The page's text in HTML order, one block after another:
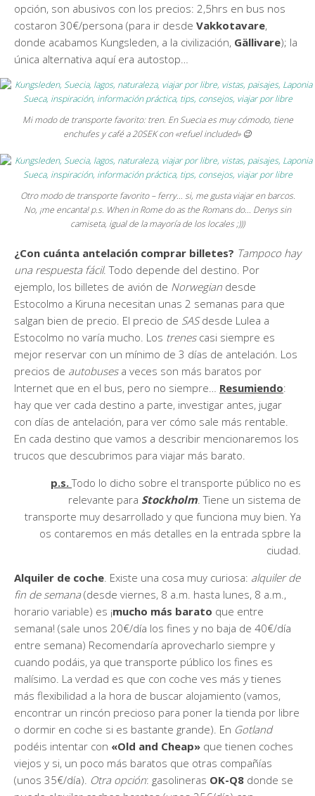
opción, son abusivos con los precios: 2,5hrs en bus nos
costaron 30€/persona (para ir desde Vakkotavare,
donde acabamos Kungsleden, a la civilización, Gällivare); la
única alternativa aquí era autostop…
Mi modo de transporte favorito: tren. En Suecia es muy cómodo, tiene
enchufes y café a 20SEK con «refuel included» 😉
Otro modo de transporte favorito – ferry… si, me gusta viajar en barcos.
No, ¡me encanta! p.s. When in Rome do as the Romans do… Denys sin
camiseta, igual de la mayoría de los locales ;)))
¿Con cuánta antelación comprar billetes? Tampoco hay
una respuesta fácil. Todo depende del destino. Por
ejemplo, los billetes de avión de Norwegian desde
Estocolmo a Kiruna necesitan unas 2 semanas para que
salgan bien de precio. El precio de SASdesde Lulea a
Estocolmo no varía mucho. Los trenescasi siempre es
mejor reservar con un mínimo de 3 días de antelación. Los
precios de autobusesa veces son más baratos por
Internet que en el bus, pero no siempre… Resumiendo:
hay que ver cada destino a parte, investigar antes, jugar
con días de antelación, para ver cómo sale más rentable.
En cada destino que vamos a describir mencionaremos los
trucos que descubrimos para viajar más barato.
p.s. Todo lo dicho sobre el transporte público no es
relevante para Stockholm . Tiene un sistema de
transporte muy desarrollado y que funciona muy bien. Ya
os contaremos en más detalles en la entrada spbre la
ciudad.
Alquiler de coche . Existe una cosa muy curiosa: alquiler de
fin de semana(desde viernes, 8 a.m. hasta lunes, 8 a.m.,
horario variable) es ¡mucho más barato que entre
semana! (sale unos 20€/día los fines y no baja de 40€/día
entre semana) Recomendaría aprovecharlo siempre y
cuando podáis, ya que transporte público los fines es
malísimo. La verdad es que con coche ves más y tienes
más flexibilidad a la hora de buscar alojamiento (vamos,
encontrar un rincón precioso para poner la tienda por libre
o dormir en coche si es bastante grande). En Gotland
podéis intentar con «Old and Cheap» que tienen coches
viejos y si, un poco más baratos que otras compañías
(unos 35€/día). Otra opción: gasolineras OK-Q8 donde se